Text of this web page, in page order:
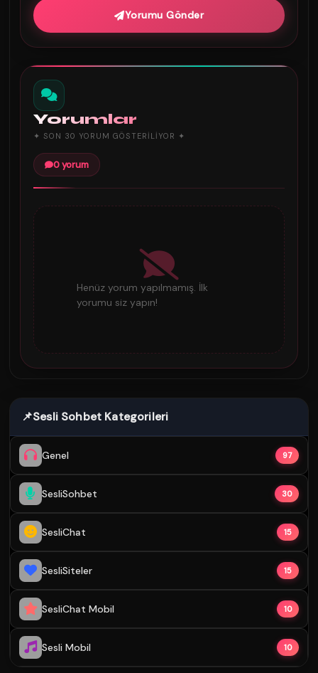
Yorumu Gönder
Yorumlar
✦ SON 30 YORUM GÖSTERILIYOR ✦
0 yorum
Henüz yorum yapılmamış. İlk
yorumu siz yapın!
📌Sesli Sohbet Kategorileri
Genel 97
SesliSohbet 30
SesliChat 15
SesliSiteler 15
SesliChat Mobil 10
Sesli Mobil 10